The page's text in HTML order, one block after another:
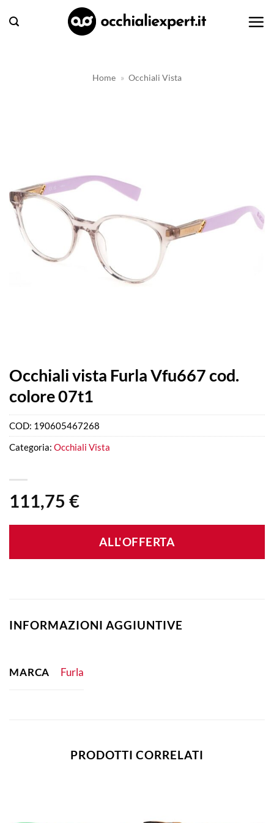
Home » Occhiali Vista
Occhiali vista Furla Vfu667 cod.
colore 07t1
111,75 €
ALL'OFFERTA
COD: 190605467268
Categoria: Occhiali Vista
INFORMAZIONI AGGIUNTIVE
MARCA Furla
PRODOTTI CORRELATI